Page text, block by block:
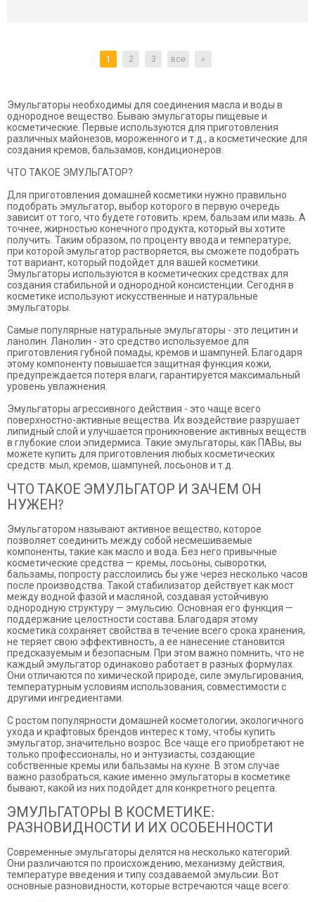
1 2 3 все »
Эмульгаторы необходимы для соединения масла и воды в
однородное вещество. Бываю эмульгаторы пищевые и
косметические. Первые используются для приготовления
различных майонезов, мороженного и т.д., а косметические для
создания кремов, бальзамов, кондиционеров.
ЧТО ТАКОЕ ЭМУЛЬГАТОР?
Для приготовления домашней косметики нужно правильно
подобрать эмульгатор, выбор которого в первую очередь
зависит от того, что будете готовить: крем, бальзам или мазь. А
точнее, жирностью конечного продукта, который вы хотите
получить. Таким образом, по проценту ввода и температуре,
при которой эмульгатор растворяется, вы сможете подобрать
тот вариант, который подойдет для вашей косметики.
Эмульгаторы используются в косметических средствах для
создания стабильной и однородной консистенции. Сегодня в
косметике используют искусственные и натуральные
эмульгаторы.
Самые популярные натуральные эмульгаторы - это лецитин и
ланолин. Ланолин - это средство используемое для
приготовления губной помады, кремов и шампуней. Благодаря
этому компоненту повышается защитная функция кожи,
предупреждается потеря влаги, гарантируется максимальный
уровень увлажнения.
Эмульгаторы агрессивного действия - это чаще всего
поверхностно-активные вещества. Их воздействие разрушает
липидный слой и улучшается проникновение активных веществ
в глубокие слои эпидермиса. Такие эмульгаторы, как ПАВы, вы
можете купить для приготовления любых косметических
средств: мыл, кремов, шампуней, лосьонов и т.д.
ЧТО ТАКОЕ ЭМУЛЬГАТОР И ЗАЧЕМ ОН
НУЖЕН?
Эмульгатором называют активное вещество, которое
позволяет соединить между собой несмешиваемые
компоненты, такие как масло и вода. Без него привычные
косметические средства — кремы, лосьоны, сыворотки,
бальзамы, попросту расслоились бы уже через несколько часов
после производства. Такой стабилизатор действует как мост
между водной фазой и масляной, создавая устойчивую
однородную структуру — эмульсию. Основная его функция —
поддержание целостности состава. Благодаря этому
косметика сохраняет свойства в течение всего срока хранения,
не теряет свою эффективность, а ее нанесение становится
предсказуемым и безопасным. При этом важно помнить, что не
каждый эмульгатор одинаково работает в разных формулах.
Они отличаются по химической природе, силе эмульгирования,
температурным условиям использования, совместимости с
другими ингредиентами.
С ростом популярности домашней косметологии, экологичного
ухода и крафтовых брендов интерес к тому, чтобы купить
эмульгатор, значительно возрос. Все чаще его приобретают не
только профессионалы, но и энтузиасты, создающие
собственные кремы или бальзамы на кухне. В этом случае
важно разобраться, какие именно эмульгаторы в косметике
бывают, какой из них подойдет для конкретного рецепта.
ЭМУЛЬГАТОРЫ В КОСМЕТИКЕ:
РАЗНОВИДНОСТИ И ИХ ОСОБЕННОСТИ
Современные эмульгаторы делятся на несколько категорий.
Они различаются по происхождению, механизму действия,
температуре введения и типу создаваемой эмульсии. Вот
основные разновидности, которые встречаются чаще всего: